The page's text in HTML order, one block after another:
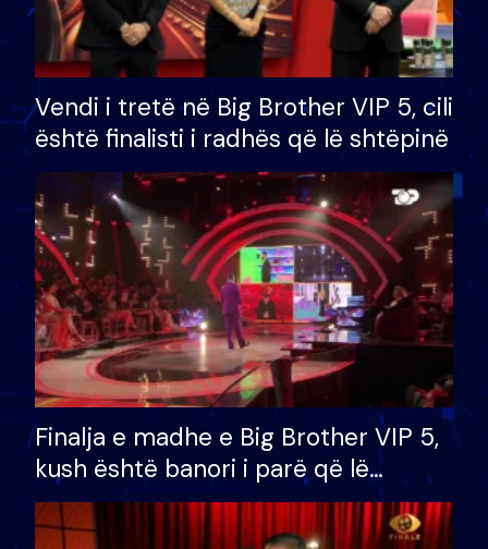
Vendi i tretë në Big Brother VIP 5, cili
është finalisti i radhës që lë shtëpinë
Finalja e madhe e Big Brother VIP 5,
kush është banori i parë që lë
shtëpinë dhe humb mundësinë për
të fituar çmimin e madh